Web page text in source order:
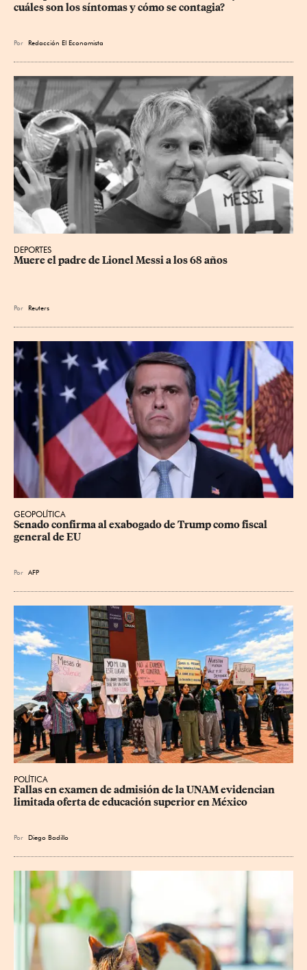
cuáles son los síntomas y cómo se contagia?
Por Redacción El Economista
DEPORTES
Muere el padre de Lionel Messi a los 68 años
Por Reuters
GEOPOLÍTICA
Senado confirma al exabogado de Trump como fiscal
general de EU
Por AFP
POLÍTICA
Fallas en examen de admisión de la UNAM evidencian
limitada oferta de educación superior en México
Por Diego Badillo